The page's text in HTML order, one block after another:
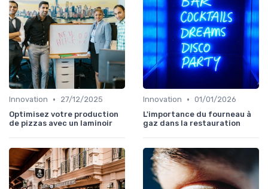
Innovation •
27/12/2025
Optimisez votre production
de pizzas avec un laminoir
Innovation • 01/01/2026
L'importance du fourneau à
gaz dans la restauration